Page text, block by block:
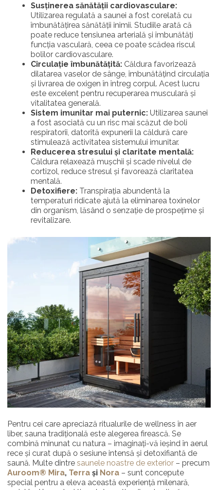
Susținerea sănătății cardiovasculare:
Utilizarea regulată a saunei a fost corelată cu
îmbunătățirea sănătății inimii. Studiile arată că
poate reduce tensiunea arterială și îmbunătăți
funcția vasculară, ceea ce poate scădea riscul
bolilor cardiovasculare.
Circulație îmbunătățită: Căldura favorizează
dilatarea vaselor de sânge, îmbunătățind circulația
și livrarea de oxigen în întreg corpul. Acest lucru
este excelent pentru recuperarea musculară și
vitalitatea generală.
Sistem imunitar mai puternic: Utilizarea saunei
a fost asociată cu un risc mai scăzut de boli
respiratorii, datorită expunerii la căldură care
stimulează activitatea sistemului imunitar.
Reducerea stresului și claritate mentală:
Căldura relaxează mușchii și scade nivelul de
cortizol, reduce stresul și favorează claritatea
mentală.
Detoxifiere: Transpirația abundentă la
temperaturi ridicate ajută la eliminarea toxinelor
din organism, lăsând o senzație de prospețime și
revitalizare.
Pentru cei care apreciază ritualurile de wellness în aer
liber, sauna tradițională este alegerea firească. Se
combină minunat cu natura – imaginați-vă ieșind în aerul
rece și curat după o sesiune intensă și detoxifiantă de
saună. Multe dintre saunele noastre de exterior – precum
Auroom® Mira, Terra și Nora – sunt concepute
special pentru a eleva această experiență milenară,